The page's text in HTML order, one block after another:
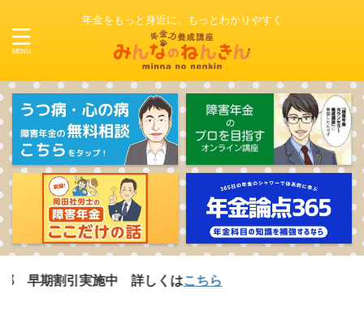
年金をもっと身近に、もっとわかりやすく
実施中 詳しくはこちら